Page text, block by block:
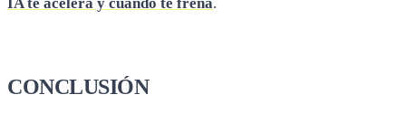
CONCLUSIÓN